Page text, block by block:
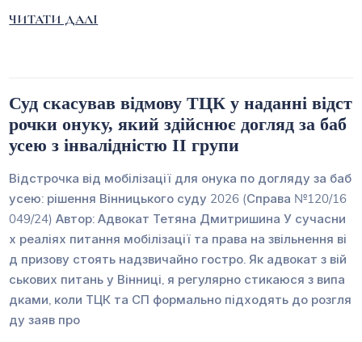
ЧИТАТИ ДАЛІ
Суд скасував відмову ТЦК у наданні відст
рочки онуку, який здійснює догляд за баб
усею з інвалідністю II групи
Відстрочка від мобілізації для онука по догляду за баб
усею: рішення Вінницького суду 2026 (Справа №120/16
049/24) Автор: Адвокат Тетяна Дмитришина У сучасни
х реаліях питання мобілізації та права на звільнення ві
д призову стоять надзвичайно гостро. Як адвокат з вій
ськових питань у Вінниці, я регулярно стикаюся з випа
дками, коли ТЦК та СП формально підходять до розгля
ду заяв про